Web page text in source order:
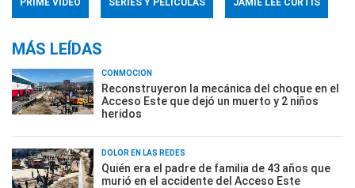
PRIME VIDEO SERIES Y PELÍCULAS JAMIE LEE CURTIS
MÁS LEÍDAS
CONMOCIÓN
Reconstruyeron la mecánica del choque en el
Acceso Este que dejó un muerto y 2 niños
heridos
DOLOR EN LAS REDES
Quién era el padre de familia de 43 años que
murió en el accidente del Acceso Este